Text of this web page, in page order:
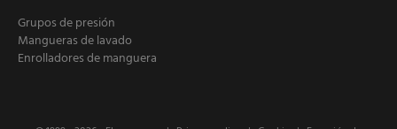
Grupos de presión
Mangueras de lavado
Enrolladores de manguera